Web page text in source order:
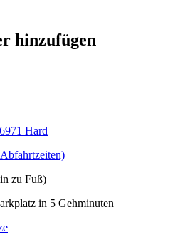
hinzufügen
Hard
zu Fuß)
in 5 Gehminuten